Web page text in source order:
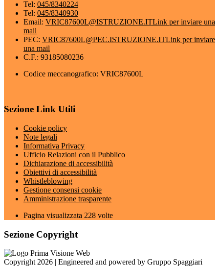
Tel: 045/8340224
Tel: 045/8340930
Email: VRIC87600L@ISTRUZIONE.ITLink per inviare una
mail
PEC: VRIC87600L@PEC.ISTRUZIONE.ITLink per inviare
una mail
C.F.: 93185080236
Codice meccanografico: VRIC87600L
Sezione Link Utili
Cookie policy
Note legali
Informativa Privacy
Ufficio Relazioni con il Pubblico
Dichiarazione di accessibilità
Obiettivi di accessibilità
Whistleblowing
Gestione consensi cookie
Amministrazione trasparente
Pagina visualizzata 228 volte
Sezione Copyright
Copyright 2026 | Engineered and powered by Gruppo Spaggiari